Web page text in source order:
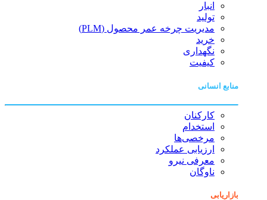
انبار
تولید
مدیریت چرخه عمر محصول (PLM)
خرید
نگهداری
کیفیت
منابع انسانی
کارکنان
استخدام
مرخصی‌ها
ارزیابی عملکرد
معرفی نیرو
ناوگان
بازاریابی